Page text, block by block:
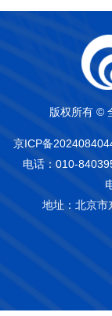
版权所有 ©
京ICP备
电话：010-
地址：北京市